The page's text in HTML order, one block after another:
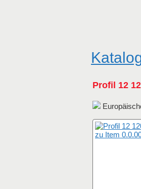
Profil 12